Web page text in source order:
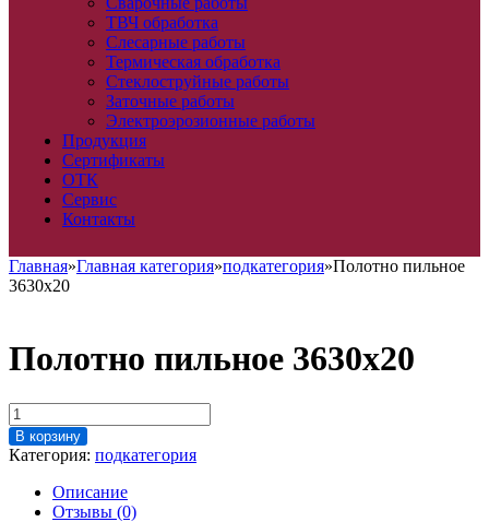
ТВЧ обработка
Слесарные работы
Термическая обработка
Стеклоструйные работы
Заточные работы
Электроэрозионные работы
Продукция
Сертификаты
ОТК
Сервис
Контакты
Главная»Главная категория»подкатегория»Полотно пильное
3630х20
Полотно пильное 3630х20
Количество
товара
Полотно
пильное
3630х20
В корзину
Категория: подкатегория
Описание
Отзывы (0)